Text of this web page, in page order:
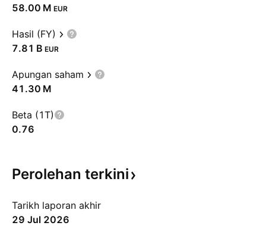
‪58.00 M‬ EUR
Hasil (FY)
‪7.81 B‬ EUR
Apungan saham
‪41.30 M‬
Beta (1T)
0.76
Perolehan terkini
Tarikh laporan akhir
29 Jul 2026